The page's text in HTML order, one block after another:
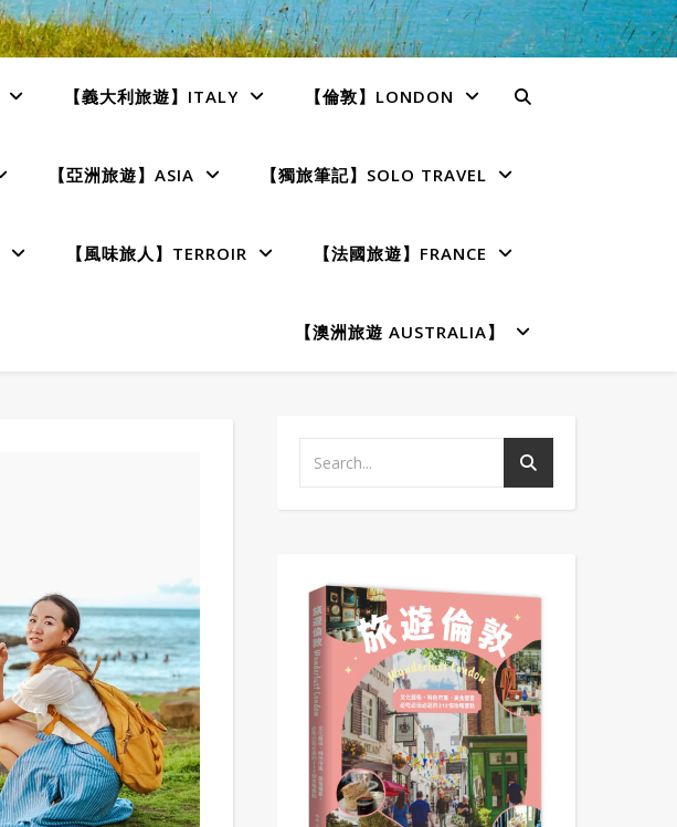
【義大利旅遊】ITALY 【倫敦】LONDON
【亞洲旅遊】ASIA 【獨旅筆記】SOLO TRAVEL
【風味旅人】TERROIR 【法國旅遊】FRANCE
【澳洲旅遊 AUSTRALIA】